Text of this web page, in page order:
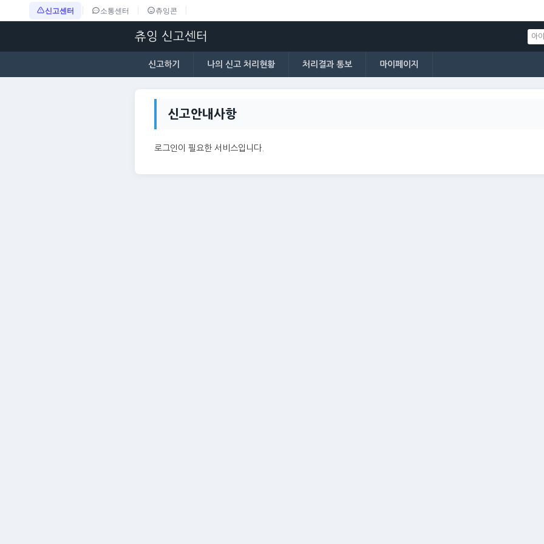
신고센터 소통센터 츄잉콘
츄잉 신고센터
신고하기 나의 신고 처리현황 처리결과 통보 마이페이지
신고안내사항
로그인이 필요한 서비스입니다.